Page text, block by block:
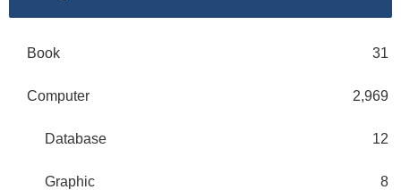
Book 31
Computer 2,969
Database 12
Graphic 8